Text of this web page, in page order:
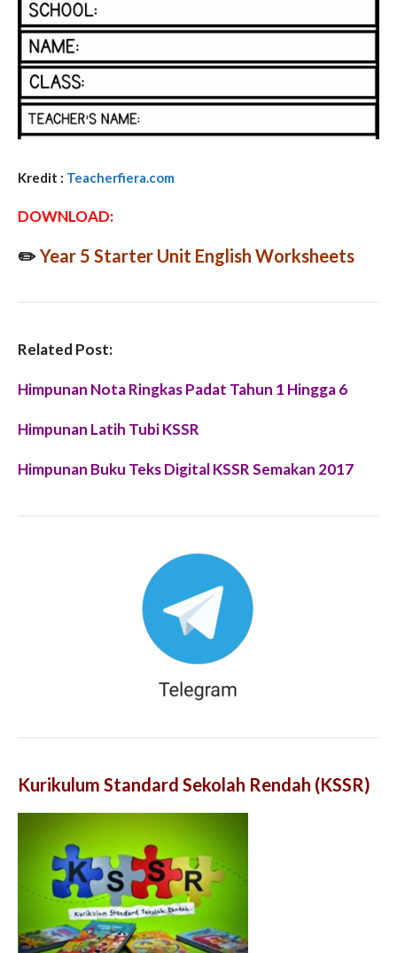
Kredit : Teacherfiera.com
DOWNLOAD:
✏️Year 5 Starter Unit English Worksheets
Related Post:
Himpunan Nota Ringkas Padat Tahun 1 Hingga 6
Himpunan Latih Tubi KSSR
Himpunan Buku Teks Digital KSSR Semakan 2017
Kurikulum Standard Sekolah Rendah (KSSR)